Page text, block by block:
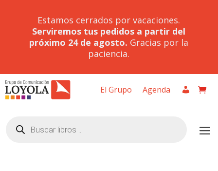
Estamos cerrados por vacaciones.
Serviremos tus pedidos a partir del
próximo 24 de agosto. Gracias por la
paciencia.
El Grupo Agenda
productos